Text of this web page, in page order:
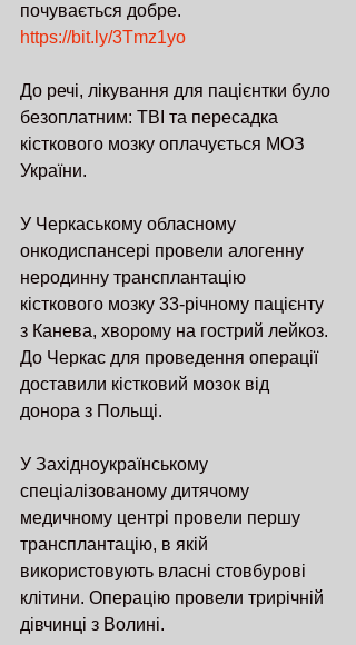
почувається добре.
https://bit.ly/3Tmz1yo
До речі, лікування для пацієнтки було
безоплатним: TBI та пересадка
кісткового мозку оплачується МОЗ
України.
У Черкаському обласному
онкодиспансері провели алогенну
неродинну трансплантацію
кісткового мозку 33-річному пацієнту
з Канева, хворому на гострий лейкоз.
До Черкас для проведення операції
доставили кістковий мозок від
донора з Польщі.
У Західноукраїнському
спеціалізованому дитячому
медичному центрі провели першу
трансплантацію, в якій
використовують власні стовбурові
клітини. Операцію провели трирічній
дівчинці з Волині.